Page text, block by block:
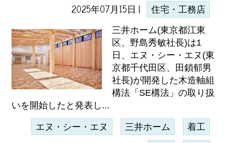
2025年07月15日 | 住宅・工務店
三井ホーム(東京都江東
区、野島秀敏社長)は1
日、エヌ・シー・エヌ(東
京都千代田区、田鎖郁男
社長)が開発した木造軸組
構法「SE構法」の取り扱
いを開始したと発表し...
エヌ・シー・エヌ 三井ホーム 着工